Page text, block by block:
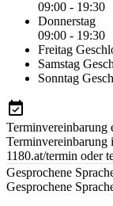
09:00 - 19:30
Donnerstag
09:00 - 19:30
Freitag
Samstag
Sonntag
Terminvereinbarung
Terminvereinbarung
1180.at/termin oder
Gesprochene
Gesprochene